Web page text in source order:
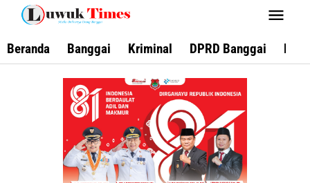
Lewati
konten
Beranda Banggai Kriminal DPRD Banggai